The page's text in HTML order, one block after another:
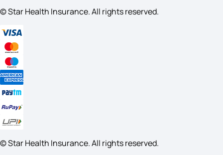
© Star Health Insurance. All rights reserved.
© Star Health Insurance. All rights reserved.